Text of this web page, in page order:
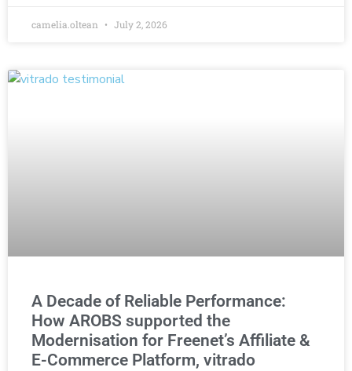
camelia.oltean July 2, 2026
A Decade of Reliable Performance:
How AROBS supported the
Modernisation for Freenet’s Affiliate &
E-Commerce Platform, vitrado